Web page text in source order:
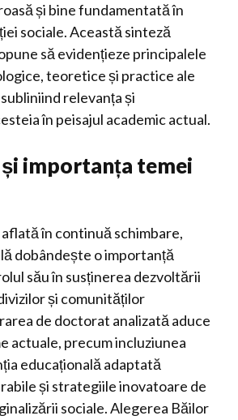
și bine fundamentată în
sociale. Această sinteză
să evidențieze principalele
teoretice și practice ale
relevanța și
în peisajul academic actual.
importanța temei
în continuă schimbare,
dobândește o importanță
său în susținerea dezvoltării
și comunităților
de doctorat analizată aduce
actuale, precum incluziunea
educațională adaptată
și strategiile inovatoare de
sociale. Alegerea Băilor